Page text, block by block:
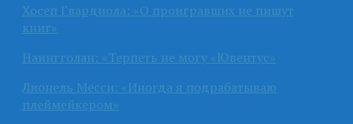
Хосеп Гвардиола: «О проигравших не пишут
книг»
Наингголан: «Терпеть не могу «Ювентус»
Лионель Месси: «Иногда я подрабатываю
плеймейкером»